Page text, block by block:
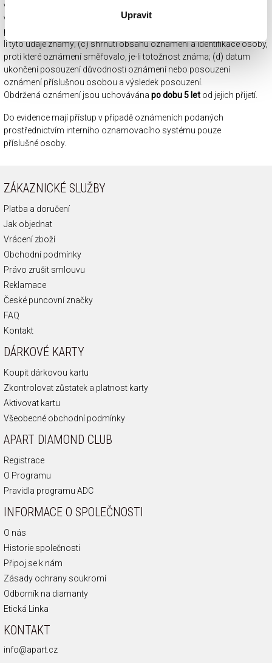
Upravit
v oblasti ochrany osobních údajů. O přijatých oznámeních
vedeme evidenci v rozsahu: (a) datum přijetí oznámení; (b) jméno,
příjmení, datum narození a kontaktní adresa oznamovatele, jsou-
li tyto údaje známy; (c) shrnutí obsahu oznámení a identifikace osoby,
proti které oznámení směřovalo, je-li totožnost známa; (d) datum
ukončení posouzení důvodnosti oznámení nebo posouzení
oznámení příslušnou osobou a výsledek posouzení.
Obdržená oznámení jsou uchovávána po dobu 5 let od jejich přijetí.
Do evidence mají přístup v případě oznámeních podaných
prostřednictvím interního oznamovacího systému pouze
příslušné osoby.
ZÁKAZNICKÉ SLUŽBY
Platba a doručení
Jak objednat
Vrácení zboží
Obchodní podmínky
Právo zrušit smlouvu
Reklamace
České puncovní značky
FAQ
Kontakt
DÁRKOVÉ KARTY
Koupit dárkovou kartu
Zkontrolovat zůstatek a platnost karty
Aktivovat kartu
Všeobecné obchodní podmínky
APART DIAMOND CLUB
Registrace
O Programu
Pravidla programu ADC
INFORMACE O SPOLEČNOSTI
O nás
Historie společnosti
Připoj se k nám
Zásady ochrany soukromí
Odborník na diamanty
Etická Linka
KONTAKT
info@apart.cz